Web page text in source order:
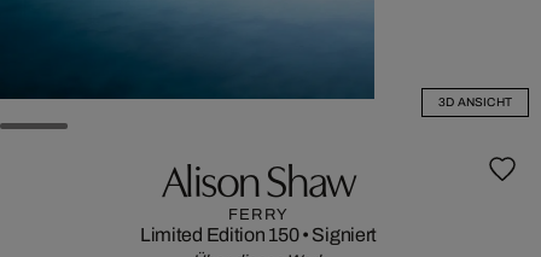
3D ANSICHT
Alison Shaw
FERRY
Limited Edition 150• Signiert